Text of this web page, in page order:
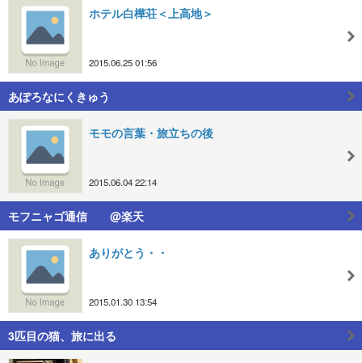
ホテル白樺荘＜上高地＞
2015.06.25 01:56
あぽろなにくきゅう
モモの言葉・旅立ちの後
2015.06.04 22:14
モフニャゴ通信 @楽天
ありがとう・・
2015.01.30 13:54
3匹目の猫、旅に出る